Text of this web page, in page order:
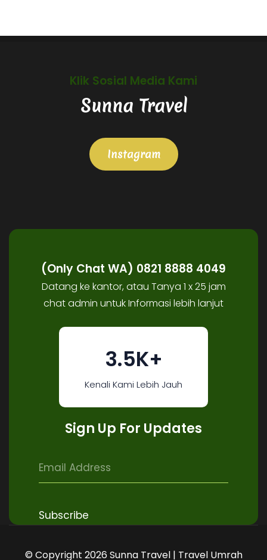
Klik Sosial Media Kami
Sunna Travel
Instagram
(Only Chat WA) 0821 8888 4049
Datang ke kantor, atau Tanya 1 x 25 jam
chat admin untuk Informasi lebih lanjut
3.5K+
Kenali Kami Lebih Jauh
Sign Up For Updates
© Copyright 2026 Sunna Travel | Travel Umrah